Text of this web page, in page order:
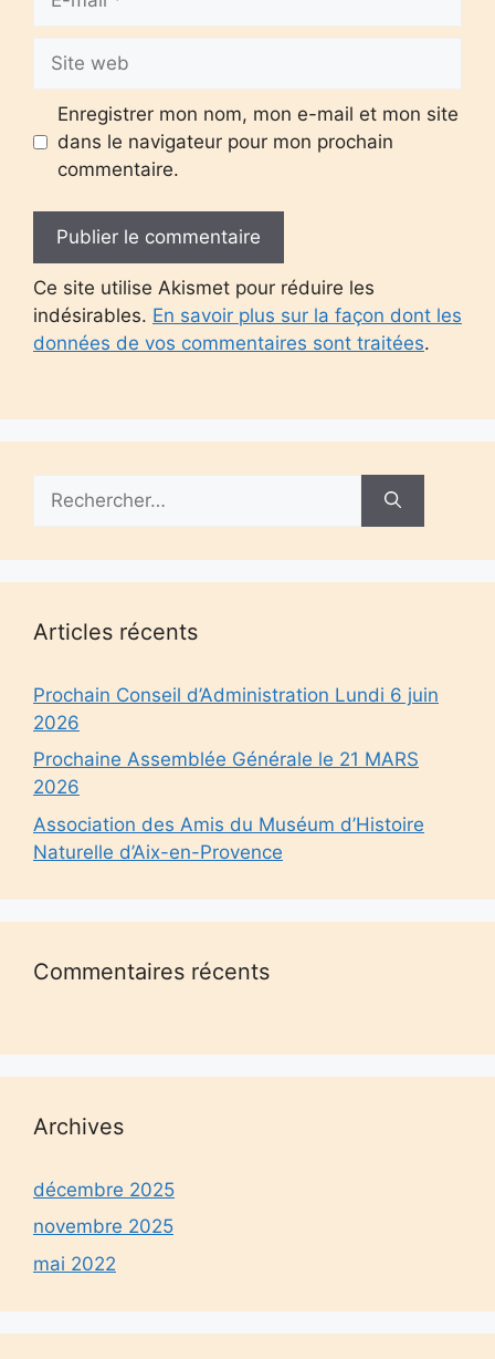
mail
web
Enregistrer mon nom, mon e-mail et mon site
dans le navigateur pour mon prochain
commentaire.
Ce site utilise Akismet pour réduire les
indésirables. En savoir plus sur la façon dont les
données de vos commentaires sont traitées.
Articles récents
Prochain Conseil d’Administration Lundi 6 juin
2026
Prochaine Assemblée Générale le 21 MARS
2026
Association des Amis du Muséum d’Histoire
Naturelle d’Aix-en-Provence
Commentaires récents
Archives
décembre 2025
novembre 2025
mai 2022